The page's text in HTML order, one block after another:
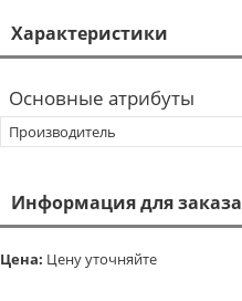
Характеристики
Основные атрибуты
Производитель
Информация для заказа
Цена: Цену уточняйте